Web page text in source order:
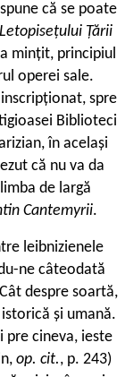
că se poate
Letopisețului Țării
mințit, principiul
operei sale.
spre
Biblioteci
în același
că nu va da
de largă
Cantemyrii.
leibnizienele
ne câteodată
despre soartă,
și umană.
pre cineva, ieste
op. cit., p. 243)